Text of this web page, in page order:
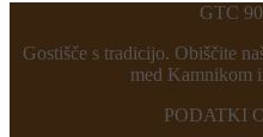
GTC
Gostišče s tradicijo. Obiščite
med Kamnikom
PODATKI